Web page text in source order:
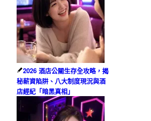
2026 酒店公關生存全攻略，揭
秘薪資陷阱、八大制度現況與酒
店經紀「暗黑真相」